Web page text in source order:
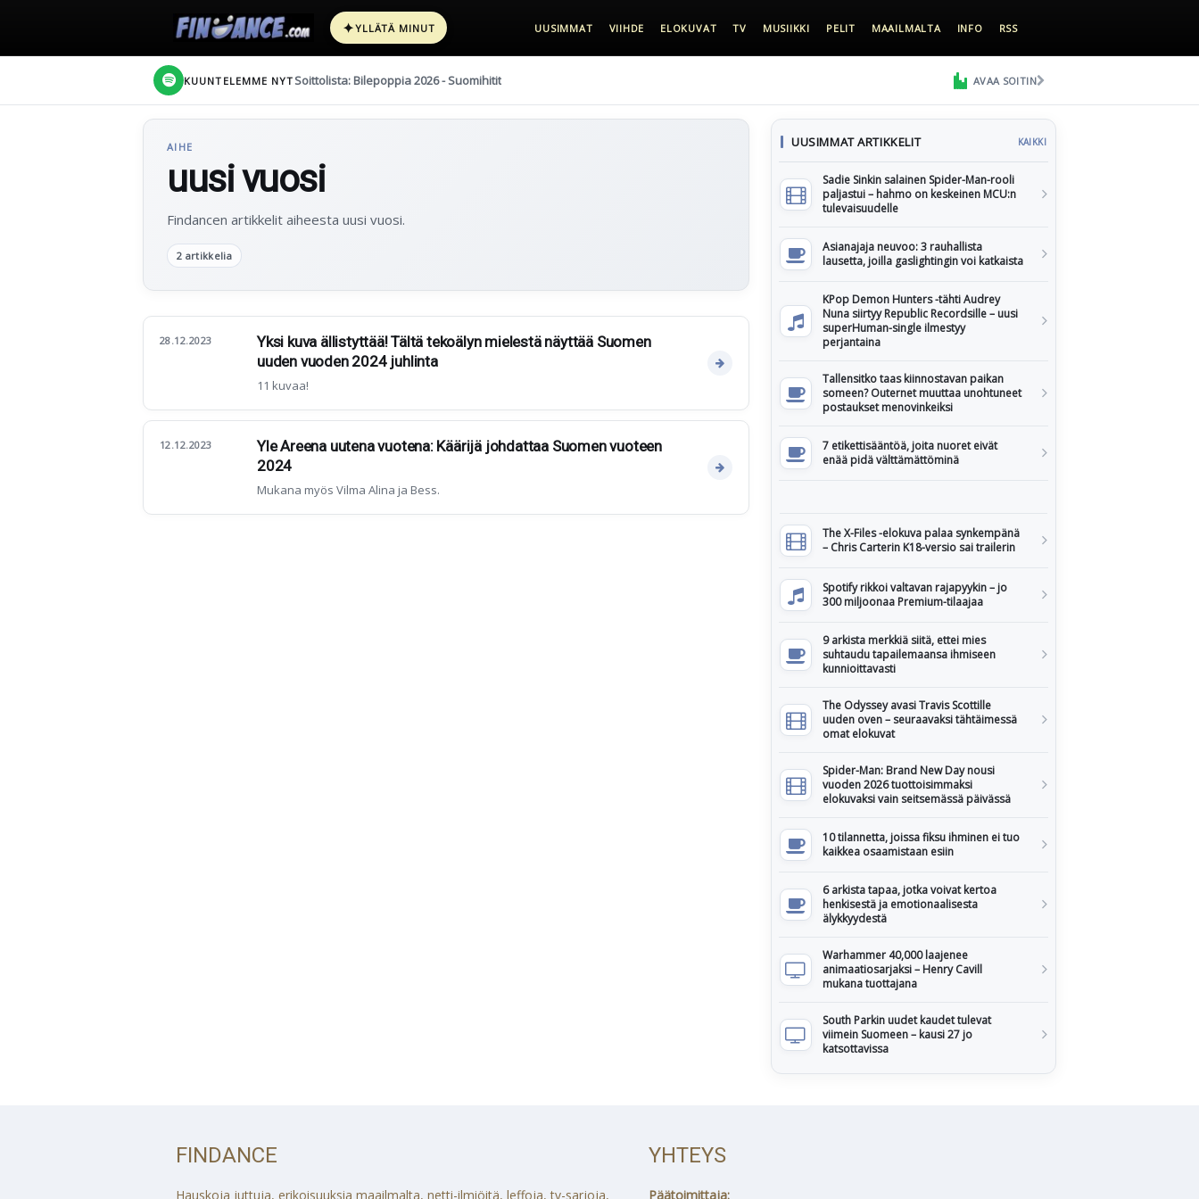
✦YLLÄTÄ MINUT UUSIMMAT VIIHDE ELOKUVAT TV MUSIIKKI PELIT MAAILMALTA INFO RSS
KUUNTELEMME NYT Soittolista: Bilepoppia 2026 - Suomihitit AVAA SOITIN
AIHE
uusi vuosi
Findancen artikkelit aiheesta uusi vuosi.
2 artikkelia
28.12.2023
Yksi kuva ällistyttää! Tältä tekoälyn mielestä näyttää Suomen
uuden vuoden 2024 juhlinta
11 kuvaa!
12.12.2023
Yle Areena uutena vuotena: Käärijä johdattaa Suomen vuoteen
2024
Mukana myös Vilma Alina ja Bess.
UUSIMMAT ARTIKKELIT KAIKKI
Sadie Sinkin salainen Spider-Man-rooli
paljastui – hahmo on keskeinen MCU:n
tulevaisuudelle
Asianajaja neuvoo: 3 rauhallista
lausetta, joilla gaslightingin voi katkaista
KPop Demon Hunters -tähti Audrey
Nuna siirtyy Republic Recordsille – uusi
superHuman-single ilmestyy
perjantaina
Tallensitko taas kiinnostavan paikan
someen? Outernet muuttaa unohtuneet
postaukset menovinkeiksi
7 etikettisääntöä, joita nuoret eivät
enää pidä välttämättöminä
The X-Files -elokuva palaa synkempänä
– Chris Carterin K18-versio sai trailerin
Spotify rikkoi valtavan rajapyykin – jo
300 miljoonaa Premium-tilaajaa
9 arkista merkkiä siitä, ettei mies
suhtaudu tapailemaansa ihmiseen
kunnioittavasti
The Odyssey avasi Travis Scottille
uuden oven – seuraavaksi tähtäimessä
omat elokuvat
Spider-Man: Brand New Day nousi
vuoden 2026 tuottoisimmaksi
elokuvaksi vain seitsemässä päivässä
10 tilannetta, joissa fiksu ihminen ei tuo
kaikkea osaamistaan esiin
6 arkista tapaa, jotka voivat kertoa
henkisestä ja emotionaalisesta
älykkyydestä
Warhammer 40,000 laajenee
animaatiosarjaksi – Henry Cavill
mukana tuottajana
South Parkin uudet kaudet tulevat
viimein Suomeen – kausi 27 jo
katsottavissa
FINDANCE
Hauskoja juttuja, erikoisuuksia maailmalta, netti-ilmiöitä, leffoja, tv-sarjoja,
YHTEYS
Päätoimittaja: